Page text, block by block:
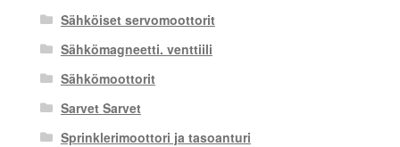
Sähköiset servomoottorit
Sähkömagneetti. venttiili
Sähkömoottorit
Sarvet Sarvet
Sprinklerimoottori ja tasoanturi